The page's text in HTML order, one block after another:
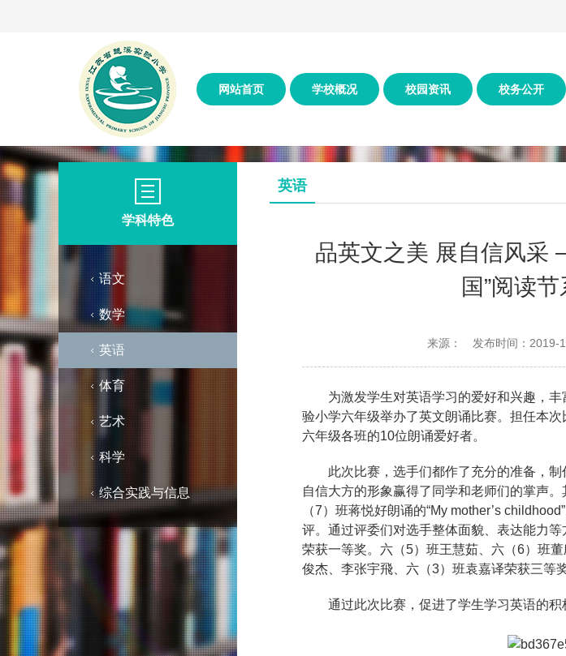
网站首页 学校概况 校园资讯 校务公开
学科特色
语文
数学
英语
体育
艺术
科学
综合实践与信息
英语
品英文之美 展自信风采
国”阅读
来源： 发布时间：2019-
为激发学生对英语学习的爱好和兴趣，
验小学六年级举办了英文朗诵比赛。担任本次
六年级各班的10位朗诵爱好者。
此次比赛，选手们都作了充分的准备，制
自信大方的形象赢得了同学和老师们的掌声。
（7）班蒋悦好朗诵的“My mother’s childhood
评。通过评委们对选手整体面貌、表达能力
荣获一等奖。六（5）班王慧茹、六（6）班
俊杰、李张宇飛 、六（3）班袁嘉译荣获三等奖
通过此次比赛，促进了学生学习英语的